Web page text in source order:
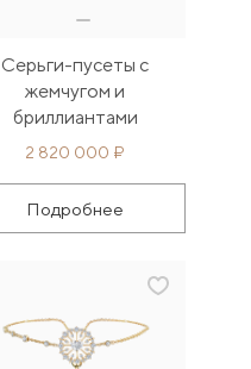
2 820 000 ₽
Серьги-пусеты с
жемчугом и
бриллиантами
Подробнее